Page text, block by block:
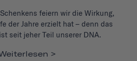
feiern wir die Wirkung,
der Jahre erzielt hat – denn das
seit jeher Teil unserer DNA.